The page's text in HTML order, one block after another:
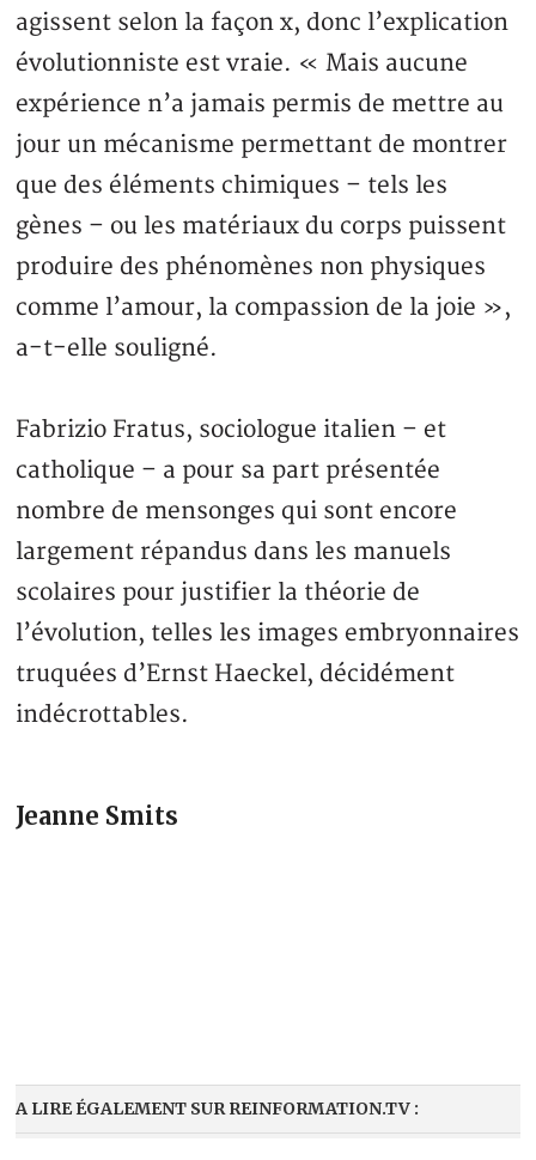
agissent selon la façon x, donc l’explication
évolutionniste est vraie. « Mais aucune
expérience n’a jamais permis de mettre au
jour un mécanisme permettant de montrer
que des éléments chimiques – tels les
gènes – ou les matériaux du corps puissent
produire des phénomènes non physiques
comme l’amour, la compassion de la joie »,
a-t-elle souligné.
Fabrizio Fratus, sociologue italien – et
catholique – a pour sa part présentée
nombre de mensonges qui sont encore
largement répandus dans les manuels
scolaires pour justifier la théorie de
l’évolution, telles les images embryonnaires
truquées d’Ernst Haeckel, décidément
indécrottables.
Jeanne Smits
A LIRE ÉGALEMENT SUR REINFORMATION.TV :